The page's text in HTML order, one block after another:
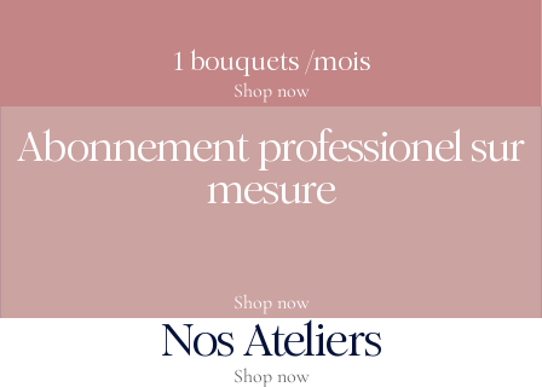
1 bouquets /mois
Shop now
Abonnement professionel sur
mesure
Shop now
Nos Ateliers
Shop now